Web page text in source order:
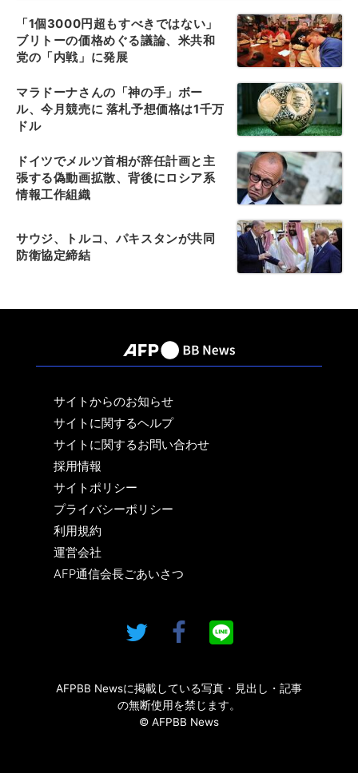
「1個3000円超もすべきではない」
ブリトーの価格めぐる議論、米共和
党の「内戦」に発展
マラドーナさんの「神の手」ボー
ル、今月競売に 落札予想価格は1千万
ドル
ドイツでメルツ首相が辞任計画と主
張する偽動画拡散、背後にロシア系
情報工作組織
サウジ、トルコ、パキスタンが共同
防衛協定締結
サイトからのお知らせ
サイトに関するヘルプ
サイトに関するお問い合わせ
採用情報
サイトポリシー
プライバシーポリシー
利用規約
運営会社
AFP通信会長ごあいさつ
AFPBB Newsに掲載している写真・見出し・記事
の無断使用を禁じます。
© AFPBB News